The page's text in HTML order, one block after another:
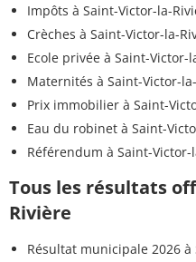
Impôts à Saint-Victor-la-
Crèches à Saint-Victor-la-
Ecole privée à Saint-Victor-
Maternités à Saint-Victor-
Prix immobilier à Saint-
Eau du robinet à Saint-
Référendum à Saint-Victor-
Tous les résultats
Rivière
Résultat municipale 2026